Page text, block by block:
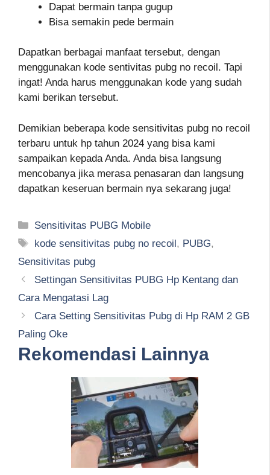
Dapat bermain tanpa gugup
Bisa semakin pede bermain
Dapatkan berbagai manfaat tersebut, dengan
menggunakan kode sentivitas pubg no recoil. Tapi
ingat! Anda harus menggunakan kode yang sudah
kami berikan tersebut.
Demikian beberapa kode sensitivitas pubg no recoil
terbaru untuk hp tahun 2024 yang bisa kami
sampaikan kepada Anda. Anda bisa langsung
mencobanya jika merasa penasaran dan langsung
dapatkan keseruan bermain nya sekarang juga!
Kategori
Sensitivitas PUBG Mobile
Tag
kode sensitivitas pubg no recoil, PUBG,
Sensitivitas pubg
Settingan Sensitivitas PUBG Hp Kentang dan
Cara Mengatasi Lag
Cara Setting Sensitivitas Pubg di Hp RAM 2 GB
Paling Oke
Rekomendasi Lainnya